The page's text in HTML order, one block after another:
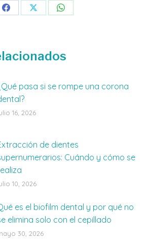
Share Share Share
pasa si se rompe una corona
16, 2026
de dientes
Cuándo y cómo se
10, 2026
es el biofilm dental y por qué no
elimina solo con el cepillado
30, 2026